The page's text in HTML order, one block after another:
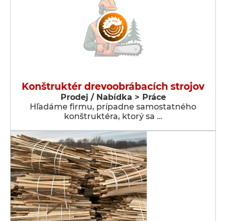
Konštruktér drevoobrábacích strojov
Prodej / Nabídka > Práce
Hľadáme firmu, prípadne samostatného
konštruktéra, ktorý sa …